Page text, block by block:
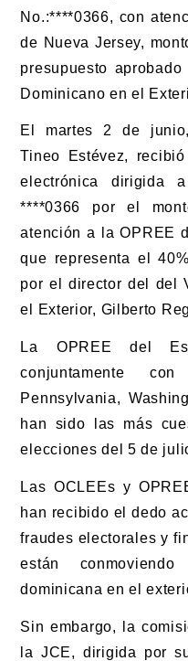
No.:****0366, con
de Nueva Jersey,
presupuesto
Dominicano en el
El martes 2 de
Tineo Estévez,
electrónica dirigida
****0366 por el
atención a la OPREE
que representa el
por el director del del
el Exterior, Gilberto
La OPREE del
conjuntamente
Pennsylvania,
han sido las más
elecciones del 5 de
Las OCLEEs y
han recibido el dedo
fraudes electorales y
están
dominicana en el
Sin embargo, la
la JCE, dirigida por